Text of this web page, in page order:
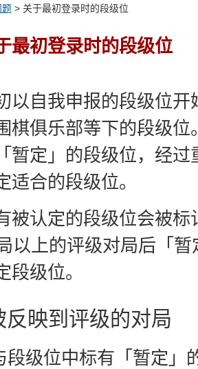
题> 关于最初登录时的段级位
最初登录时的段级位
以自我申报的段级位
棋俱乐部等下的段级
暂定」的段级位，经
适合的段级位。
被认定的段级位会被
以上的评级对局后「
段级位。
反映到评级的对局
段级位中标有「暂定」